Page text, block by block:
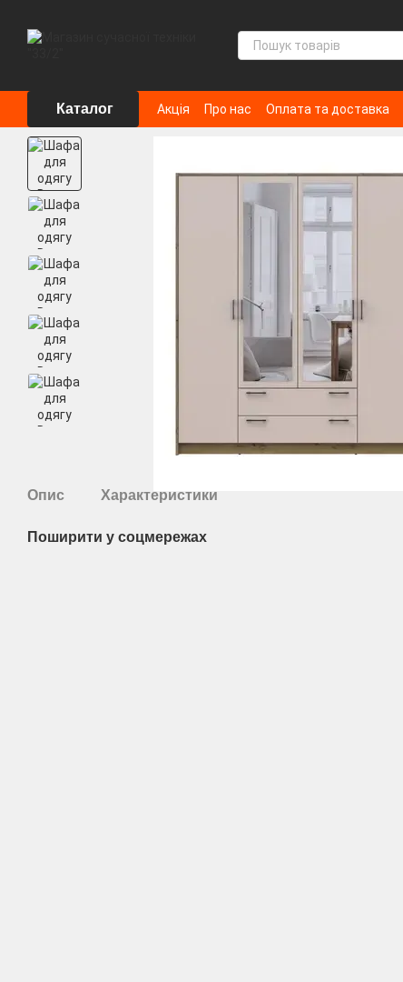
Каталог Акція Про нас Оплата та доставка
Опис Характеристики
Поширити у соцмережах